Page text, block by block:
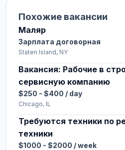
Похожие вакансии
Маляр
Зарплата договорная
Staten Island, NY
Вакансия: Рабочие в
сервисную компанию
$250 - $400 / day
Chicago, IL
Требуются техники по
техники
$1000 - $2000 / week